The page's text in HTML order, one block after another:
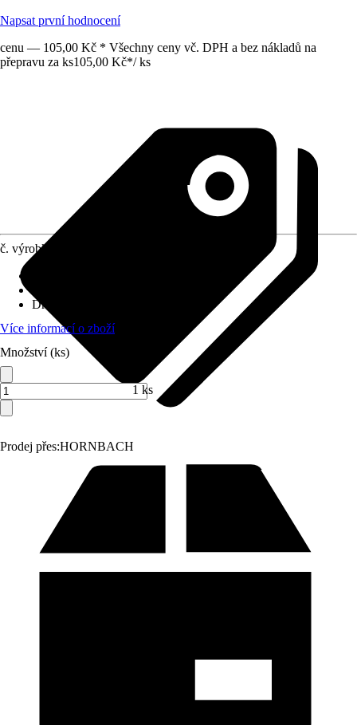
Napsat první hodnocení
cenu — 105,00 Kč * Všechny ceny vč. DPH a bez nákladů na
přepravu za ks105,00 Kč*/ ks
Prodej přes:HORNBACH
č. výrobku
Druh závitu
Více informací o zboží
Množství (ks)
1 ks